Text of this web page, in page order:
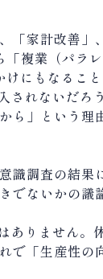
「家計改善」
「複業（パラ
にもなること
されないだろ
ら」という理
識調査の結果
でないかの議
ありません。
で「生産性の